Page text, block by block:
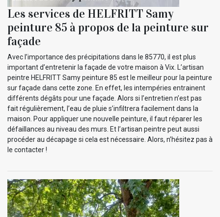
Les services de HELFRITT Samy
peinture 85 à propos de la peinture sur
façade
Avec l’importance des précipitations dans le 85770, il est plus
important d’entretenir la façade de votre maison à Vix. L’artisan
peintre HELFRITT Samy peinture 85 est le meilleur pour la peinture
sur façade dans cette zone. En effet, les intempéries entrainent
différents dégâts pour une façade. Alors si l’entretien n’est pas
fait régulièrement, l’eau de pluie s’infiltrera facilement dans la
maison. Pour appliquer une nouvelle peinture, il faut réparer les
défaillances au niveau des murs. Et l’artisan peintre peut aussi
procéder au décapage si cela est nécessaire. Alors, n’hésitez pas à
le contacter !